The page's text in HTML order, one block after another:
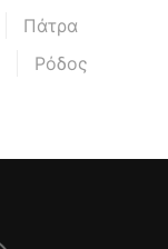
Πάτρα
Ρόδος